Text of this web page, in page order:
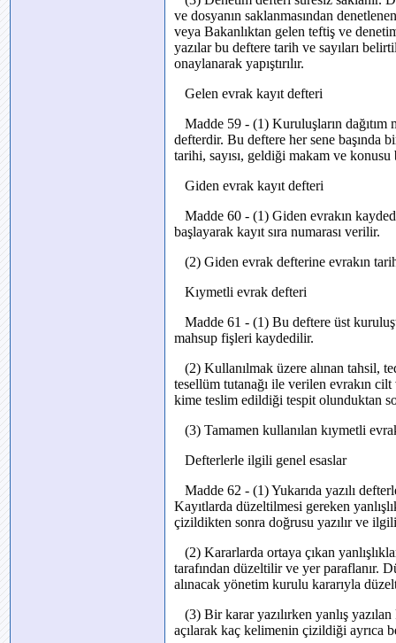
ve dosyanın saklanmasından
veya Bakanlıktan gelen teftiş ve
yazılar bu deftere tarih ve sayıları
onaylanarak yapıştırılır.
Gelen evrak kayıt defteri
Madde 59 - (1) Kuruluşların dağıtım
defterdir. Bu deftere her sene başında
tarihi, sayısı, geldiği makam ve
Giden evrak kayıt defteri
Madde 60 - (1) Giden evrakın
başlayarak kayıt sıra numarası verilir.
(2) Giden evrak defterine evrakın
Kıymetli evrak defteri
Madde 61 - (1) Bu deftere üst
mahsup fişleri kaydedilir.
(2) Kullanılmak üzere alınan tahsil,
tesellüm tutanağı ile verilen evrakın cilt
kime teslim edildiği tespit olunduktan
(3) Tamamen kullanılan kıymetli
Defterlerle ilgili genel esaslar
Madde 62 - (1) Yukarıda yazılı
Kayıtlarda düzeltilmesi gereken
çizildikten sonra doğrusu yazılır ve
(2) Kararlarda ortaya çıkan
tarafından düzeltilir ve yer paraflanır.
alınacak yönetim kurulu kararıyla
(3) Bir karar yazılırken yanlış
açılarak kaç kelimenin çizildiği ayrıca